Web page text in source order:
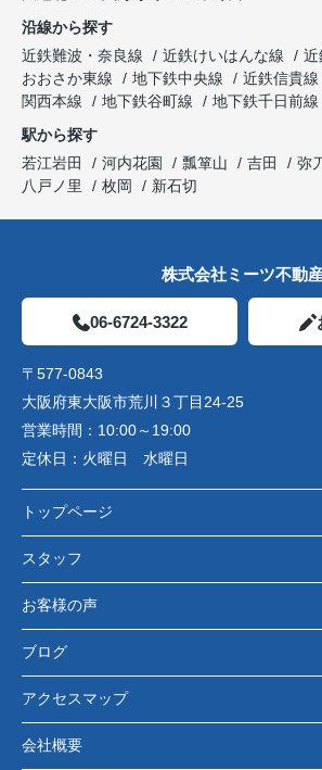
沿線から探す
近鉄難波・奈良線
近鉄けいはんな線
近
おおさか東線
地下鉄中央線 近鉄信貴線
関西本線
地下鉄谷町線
地下鉄千日前線
駅から探す
若江岩田
河内花園 瓢箪山 吉田 弥
八戸ノ里
枚岡 新石切
株式会社ミーツ不動
06-6724-3322
〒577-0843
大阪府東大阪市荒川３丁目24-25
営業時間： 10:00～19:00
定休日： 火曜日 水曜日
トップページ
スタッフ
お客様の声
ブログ
アクセスマップ
会社概要